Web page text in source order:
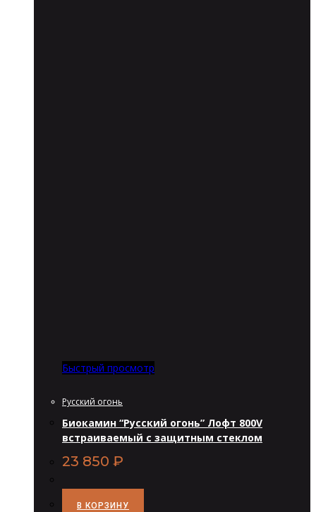
Быстрый просмотр
Русский огонь
Биокамин “Русский огонь” Лофт 800V
встраиваемый с защитным стеклом
23 850 ₽
В КОРЗИНУ